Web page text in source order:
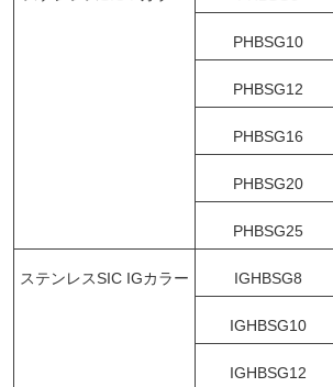
PHBSG10
PHBSG12
PHBSG16
PHBSG20
PHBSG25
ステンレスSIC IGカラー IGHBSG8
IGHBSG10
IGHBSG12